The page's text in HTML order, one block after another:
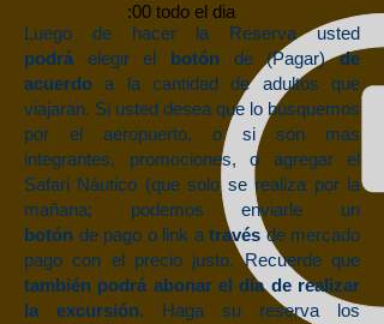
:00 todo el dia
Luego de hacer la Reserva usted
podrá elegir el botón de (Pagar)de
acuerdo a la cantidad de adultos que
viajaran. Si usted desea que lo busquemos
por el aeropuerto, o si son mas
integrantes, promociones, o agregar el
Safari Náutico (que solo se realiza por la
mañana; podemos enviarle un
botón de pago o link a travésde mercado
pago con el precio justo. Recuerde que
también podrá abonar el día de realizar
la excursión. Haga su reserva los